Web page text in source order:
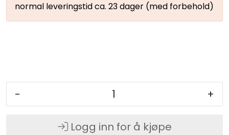
normal leveringstid ca. 23 dager (med forbehold)
- +
Logg inn for å kjøpe